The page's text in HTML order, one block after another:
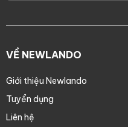
VỀ NEWLANDO
Giới thiệu Newlando
Tuyển dụng
Liên hệ